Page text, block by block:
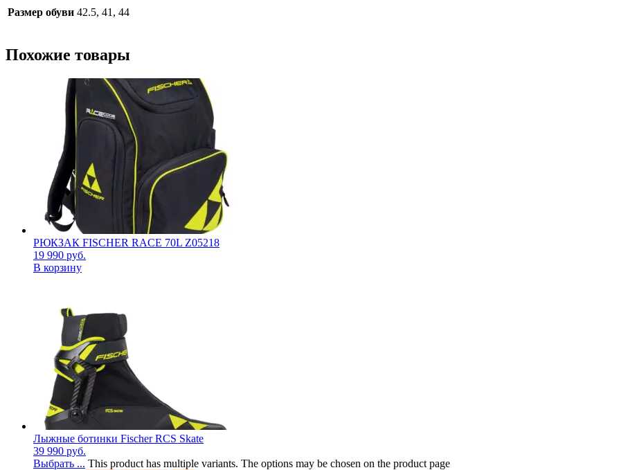
Размер обуви 42.5, 41, 44
Похожие товары
РЮКЗАК FISCHER RACE 70L Z05218
19 990 руб.
В корзину
Лыжные ботинки Fischer RCS Skate
39 990 руб.
Выбрать ... This product has multiple variants. The options may be chosen on the product page